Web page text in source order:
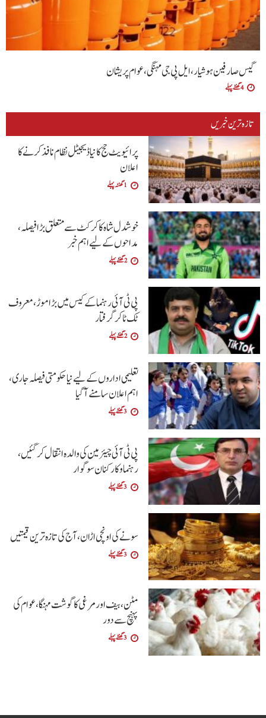
گیس صارفین ہوشیار، ایل پی جی مہنگی، عوام پریشان
4 گھنٹے پہلے
تازہ ترین خبریں
پرائیویٹ حج کا نیا ڈیجیٹل نظام نافذ کرنے کا
اعلان
1 گھنٹہ پہلے
خوشدل شاہ کا کرکٹ سے متعلق بڑا فیصلہ،
مداحوں کے لیے اہم خبر
2 گھنٹے پہلے
پی ٹی آئی رہنما کے کیس میں بڑا موڑ، معروف
ٹک ٹاکر گرفتار
2 گھنٹے پہلے
تعلیمی اداروں کے لیے نیا حکومتی فیصلہ جاری،
اہم اعلان سامنے آگیا
3 گھنٹے پہلے
پی ٹی آئی چیئرمین کی والدہ انتقال کرگئیں،
رہنما و کارکنان سوگوار
3 گھنٹے پہلے
سونے کی اونچی اڑان، آج کی تازہ ترین قیمتیں
3 گھنٹے پہلے
مٹن، بیف اور مرغی کا گوشت مہنگا، عوام کی
پہنچ سے دور
3 گھنٹے پہلے